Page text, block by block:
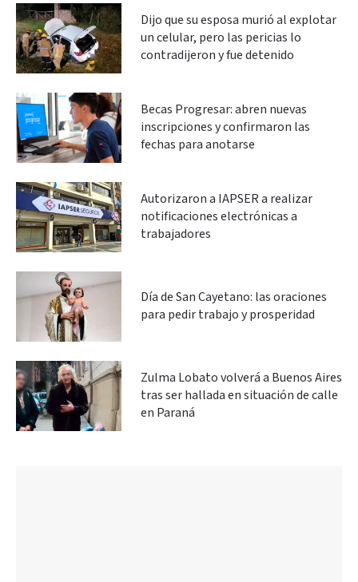
Dijo que su esposa murió al explotar
un celular, pero las pericias lo
contradijeron y fue detenido
Becas Progresar: abren nuevas
inscripciones y confirmaron las
fechas para anotarse
Autorizaron a IAPSER a realizar
notificaciones electrónicas a
trabajadores
Día de San Cayetano: las oraciones
para pedir trabajo y prosperidad
Zulma Lobato volverá a Buenos Aires
tras ser hallada en situación de calle
en Paraná